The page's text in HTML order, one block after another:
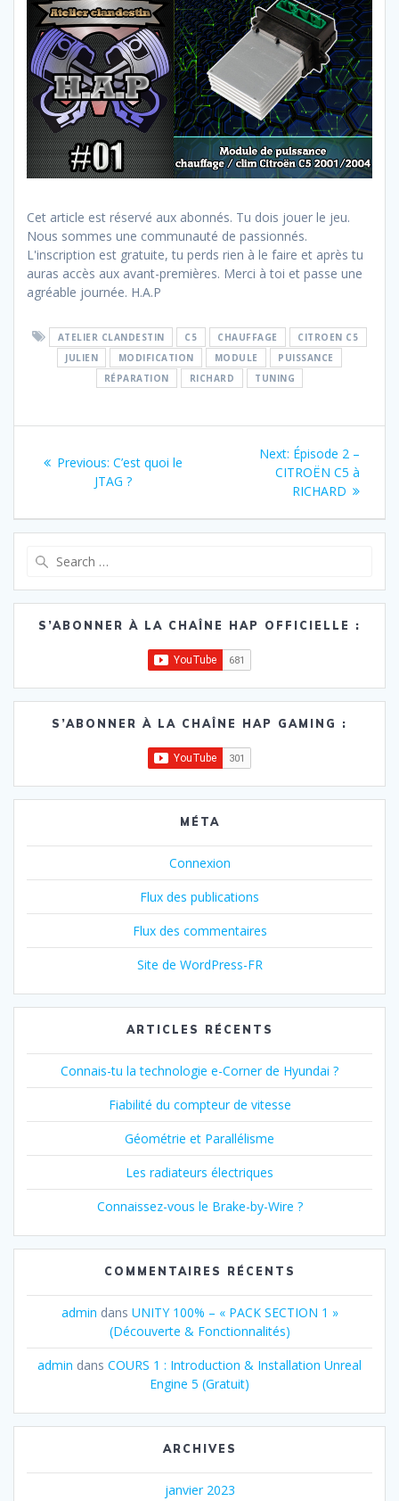
Cet article est réservé aux abonnés. Tu dois jouer le jeu.
Nous sommes une communauté de passionnés.
L'inscription est gratuite, tu perds rien à le faire et après tu
auras accès aux avant-premières. Merci à toi et passe une
agréable journée. H.A.P
ATELIER CLANDESTIN C5 CHAUFFAGE
CITROEN C5
JULIEN
MODIFICATION MODULE
PUISSANCE
RÉPARATION
RICHARD TUNING
l’article
Previous: Previous
post:
C’est quoi le
JTAG ?
Next: Next
post:
Épisode 2 –
CITROËN C5 à
RICHARD
S’ABONNER À LA CHAÎNE HAP OFFICIELLE :
S’ABONNER À LA CHAÎNE HAP GAMING :
MÉTA
Connexion
Flux des publications
Flux des commentaires
Site de WordPress-FR
ARTICLES RÉCENTS
Connais-tu la technologie e-Corner de Hyundai ?
Fiabilité du compteur de vitesse
Géométrie et Parallélisme
Les radiateurs électriques
Connaissez-vous le Brake-by-Wire ?
COMMENTAIRES RÉCENTS
admin dans UNITY 100% – « PACK SECTION 1 »
(Découverte & Fonctionnalités)
admin dans COURS 1 : Introduction & Installation Unreal
Engine 5 (Gratuit)
ARCHIVES
janvier 2023